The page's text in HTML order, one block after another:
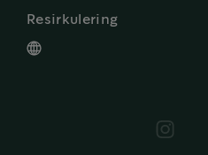
Resirkulering